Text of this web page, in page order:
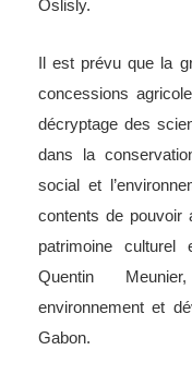
Oslisly.
Il est prévu que la
concessions
décryptage des
dans la
social et
contents de pouvoir
patrimoine culturel
Quentin
environnement et
Gabon.